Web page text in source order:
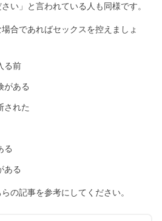
い」と言われている人も同様です。
合であればセックスを控えましょ
る前
がある
された
る
ある
の記事を参考にしてください。